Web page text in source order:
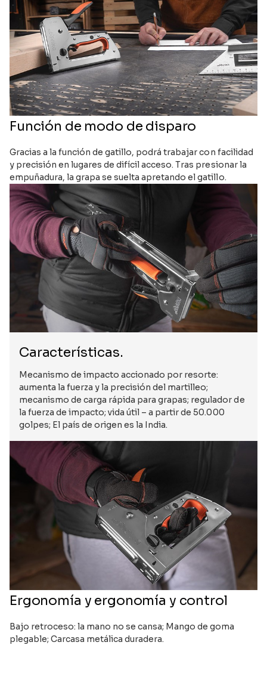
Función de modo de disparo
Gracias a la función de gatillo, podrá trabajar con facilidad
y precisión en lugares de difícil acceso. Tras presionar la
empuñadura, la grapa se suelta apretando el gatillo.
Características.
Mecanismo de impacto accionado por resorte:
aumenta la fuerza y la precisión del martilleo;
mecanismo de carga rápida para grapas; regulador de
la fuerza de impacto; vida útil – a partir de 50.000
golpes; El país de origen es la India.
Ergonomía y ergonomía y control
Bajo retroceso: la mano no se cansa; Mango de goma
plegable; Carcasa metálica duradera.